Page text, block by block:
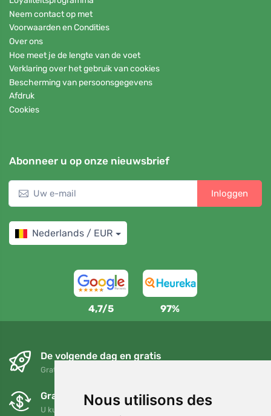
Nous utilisons des
Neem contact op met
Voorwaarden en Condities
Over ons
Hoe meet je de lengte van de voet
Verklaring over het gebruik van cookies
Bescherming van persoonsgegevens
Afdruk
Cookies
Abonneer u op onze nieuwsbrief
Inloggen
Nederlands / EUR
4,7/5 97%
De volgende dag en gratis
Gratis verzending voor bestellingen boven 95 EUR
Gratis ruilen en retourneren
U kunt uw bestelling op elk gewenst moment binnen 90